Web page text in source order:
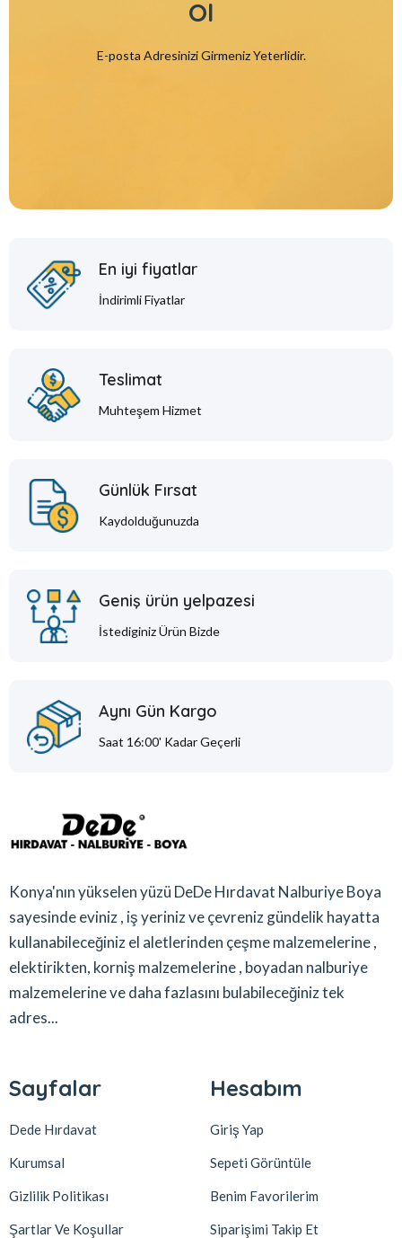
Ol
E-posta Adresinizi Girmeniz Yeterlidir.
En iyi fiyatlar
İndirimli Fiyatlar
Teslimat
Muhteşem Hizmet
Günlük Fırsat
Kaydolduğunuzda
Geniş ürün yelpazesi
İstediginiz Ürün Bizde
Aynı Gün Kargo
Saat 16:00' Kadar Geçerli
Konya'nın yükselen yüzü DeDe Hırdavat Nalburiye Boya
sayesinde eviniz , iş yeriniz ve çevreniz gündelik hayatta
kullanabileceğiniz el aletlerinden çeşme malzemelerine ,
elektirikten, korniş malzemelerine , boyadan nalburiye
malzemelerine ve daha fazlasını bulabileceğiniz tek
adres...
Sayfalar
Dede Hırdavat
Kurumsal
Gizlilik Politikası
Şartlar Ve Koşullar
Hesabım
Giriş Yap
Sepeti Görüntüle
Benim Favorilerim
Siparişimi Takip Et